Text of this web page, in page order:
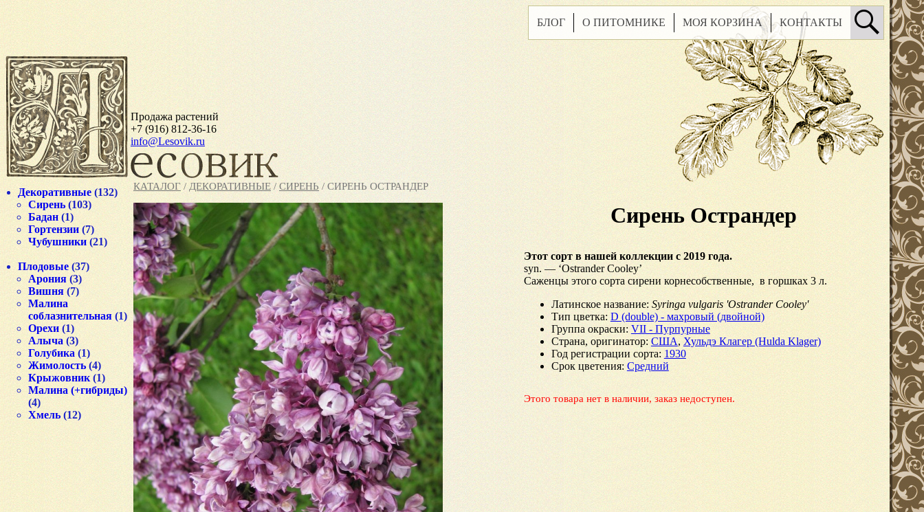
Продажа растений
+7 (916) 812-36-16
info@Lesovik.ru
БЛОГ О ПИТОМНИКЕ МОЯ КОРЗИНА КОНТАКТЫ
КАТАЛОГ / ДЕКОРАТИВНЫЕ / СИРЕНЬ / СИРЕНЬ ОСТРАНДЕР
Сирень Острандер
Этот сорт в нашей коллекции с 2019 года.
syn. — ‘Ostrander Cooley’
Саженцы этого сорта сирени корнесобственные, в горшках 3 л.
Латинское название: Syringa vulgaris 'Ostrander Cooley'
Тип цветка: D (double) - махровый (двойной)
Группа окраски: VII - Пурпурные
Страна, оригинатор: США, Хульдэ Клагер (Hulda Klager)
Год регистрации сорта: 1930
Срок цветения: Средний
Этого товара нет в наличии, заказ недоступен.
Декоративные (132)
Сирень (103)
Бадан (1)
Гортензии (7)
Чубушники (21)
Плодовые (37)
Арония (3)
Вишня (7)
Малина
соблазнительная (1)
Орехи (1)
Алыча (3)
Голубика (1)
Жимолость (4)
Крыжовник (1)
Малина (+гибриды)
(4)
Хмель (12)